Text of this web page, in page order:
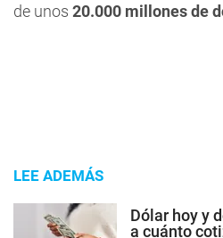
de unos 20.000 millones de
LEE ADEMÁS
Dólar hoy y
a cuánto